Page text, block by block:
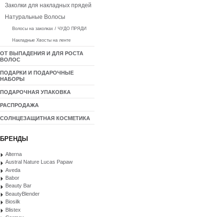
Заколки для накладных прядей
Натуральные Волосы
Волосы на заколках / ЧУДО ПРЯДИ
Накладные Хвосты на ленте
ОТ ВЫПАДЕНИЯ И ДЛЯ РОСТА
ВОЛОС
ПОДАРКИ И ПОДАРОЧНЫЕ
НАБОРЫ
ПОДАРОЧНАЯ УПАКОВКА
РАСПРОДАЖА
СОЛНЦЕЗАЩИТНАЯ КОСМЕТИКА
БРЕНДЫ
Alterna
Austral Nature Lucas Papaw
Aveda
Babor
Beauty Bar
BeautyBlender
Biosilk
Blistex